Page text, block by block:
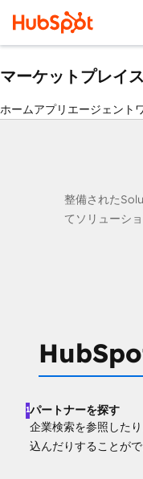
マーケットプレイス
ホームアプリ エージェント
整備された
てソリューシ
1パートナーを探す
企業検索を参照した
込んだりすることが